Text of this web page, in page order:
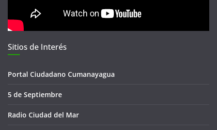
Sitios de Interés
Portal Ciudadano Cumanayagua
5 de Septiembre
Radio Ciudad del Mar